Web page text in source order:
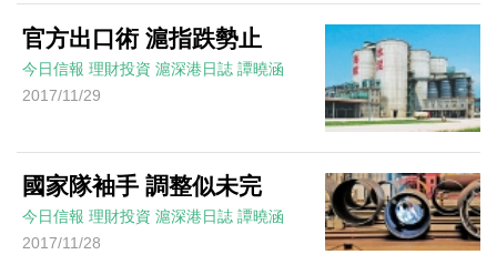
官方出口術 滬指跌勢止
今日信報 理財投資 滬深港日誌 譚曉涵
2017/11/29
國家隊袖手 調整似未完
今日信報 理財投資 滬深港日誌 譚曉涵
2017/11/28